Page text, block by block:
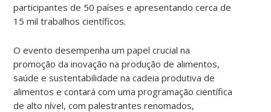
participantes de 50 países e apresentando cerca de
15 mil trabalhos científicos.
O evento desempenha um papel crucial na
promoção da inovação na produção de alimentos,
saúde e sustentabilidade na cadeia produtiva de
alimentos e contará com uma programação científica
de alto nível, com palestrantes renomados,